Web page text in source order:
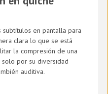
en pantalla para
clara lo que se está
la compresión de una
solo por su diversidad
auditiva.